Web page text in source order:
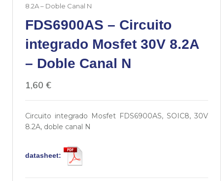
8.2A – Doble Canal N
FDS6900AS – Circuito
integrado Mosfet 30V 8.2A
– Doble Canal N
1,60 €
Circuito integrado Mosfet FDS6900AS, SOIC8, 30V
8.2A, doble canal N
datasheet: